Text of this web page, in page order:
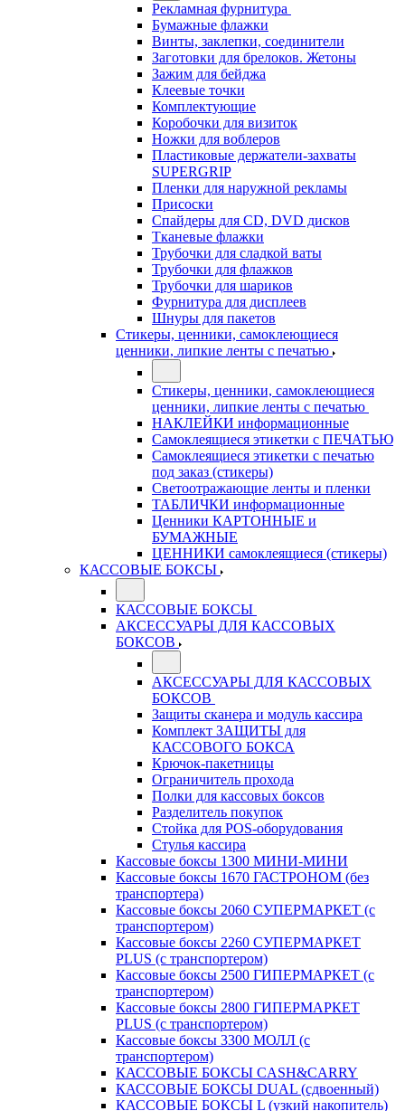
Рекламная фурнитура
Бумажные флажки
Винты, заклепки, соединители
Заготовки для брелоков. Жетоны
Зажим для бейджа
Клеевые точки
Комплектующие
Коробочки для визиток
Ножки для воблеров
Пластиковые держатели-захваты
SUPERGRIP
Пленки для наружной рекламы
Присоски
Спайдеры для CD, DVD дисков
Тканевые флажки
Трубочки для сладкой ваты
Трубочки для флажков
Трубочки для шариков
Фурнитура для дисплеев
Шнуры для пакетов
Стикеры, ценники, самоклеющиеся
ценники, липкие ленты с печатью
Стикеры, ценники, самоклеющиеся
ценники, липкие ленты с печатью
НАКЛЕЙКИ информационные
Самоклеящиеся этикетки с ПЕЧАТЬЮ
Самоклеящиеся этикетки с печатью
под заказ (стикеры)
Светоотражающие ленты и пленки
ТАБЛИЧКИ информационные
Ценники КАРТОННЫЕ и
БУМАЖНЫЕ
ЦЕННИКИ самоклеящиеся (стикеры)
КАССОВЫЕ БОКСЫ
КАССОВЫЕ БОКСЫ
АКСЕССУАРЫ ДЛЯ КАССОВЫХ
БОКСОВ
АКСЕССУАРЫ ДЛЯ КАССОВЫХ
БОКСОВ
Защиты сканера и модуль кассира
Комплект ЗАЩИТЫ для
КАССОВОГО БОКСА
Крючок-пакетницы
Ограничитель прохода
Полки для кассовых боксов
Разделитель покупок
Стойка для POS-оборудования
Стулья кассира
Кассовые боксы 1300 МИНИ-МИНИ
Кассовые боксы 1670 ГАСТРОНОМ (без
транспортера)
Кассовые боксы 2060 СУПЕРМАРКЕТ (с
транспортером)
Кассовые боксы 2260 СУПЕРМАРКЕТ
PLUS (с транспортером)
Кассовые боксы 2500 ГИПЕРМАРКЕТ (с
транспортером)
Кассовые боксы 2800 ГИПЕРМАРКЕТ
PLUS (с транспортером)
Кассовые боксы 3300 МОЛЛ (с
транспортером)
КАССОВЫЕ БОКСЫ CASH&CARRY
КАССОВЫЕ БОКСЫ DUAL (сдвоенный)
КАССОВЫЕ БОКСЫ L (узкий накопитель)